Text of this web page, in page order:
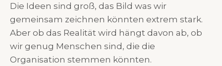
Die Ideen sind groß, das Bild was wir
gemeinsam zeichnen könnten extrem stark.
Aber ob das Realität wird hängt davon ab, ob
wir genug Menschen sind, die die
Organisation stemmen könnten.